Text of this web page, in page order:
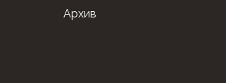
Архив